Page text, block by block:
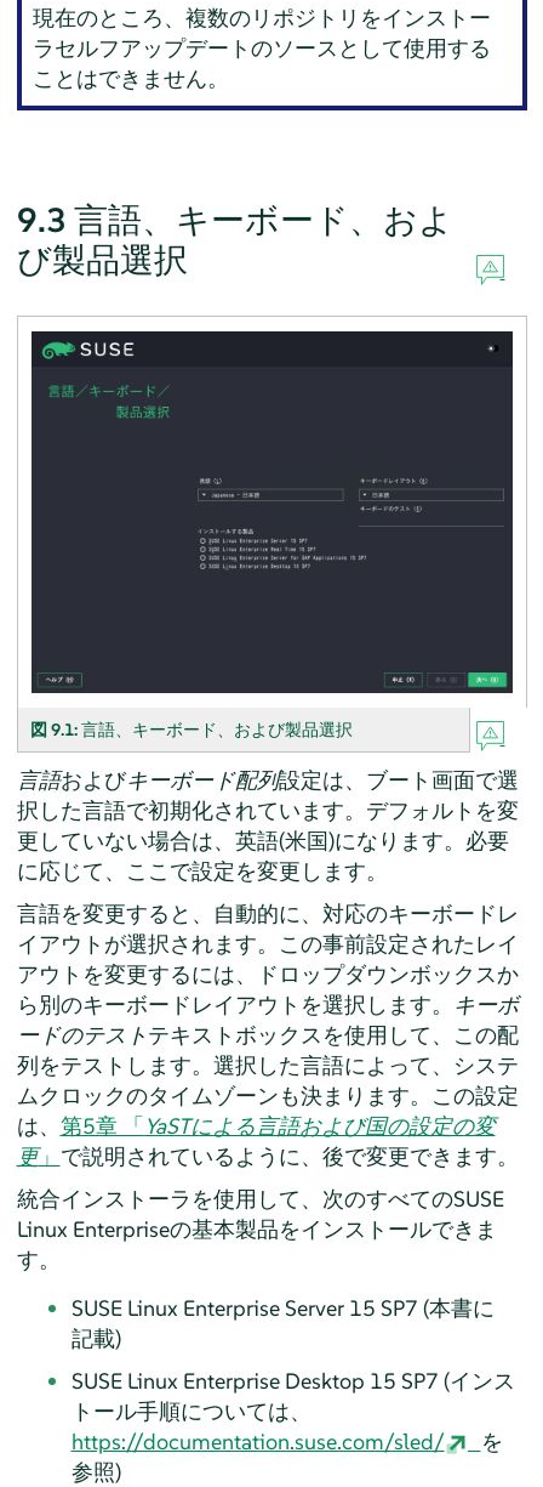
現在のところ、複数のリポジトリをインストー
ラセルフアップデートのソースとして使用する
ことはできません。
9.3 言語、キーボード、およ
び製品選択
図 9.1:言語、キーボード、および製品選択
言語およびキーボード配列設定は、ブート画面で選
択した言語で初期化されています。デフォルトを変
更していない場合は、英語(米国)になります。必要
に応じて、ここで設定を変更します。
言語を変更すると、自動的に、対応のキーボードレ
イアウトが選択されます。この事前設定されたレイ
アウトを変更するには、ドロップダウンボックスか
ら別のキーボードレイアウトを選択します。
キーボ
ードのテストテキストボックスを使用して、この配
列をテストします。選択した言語によって、システ
ムクロックのタイムゾーンも決まります。この設定
は、 第5章 「YaSTによる言語および国の設定の変
更」 で説明されているように、後で変更できます。
統合インストーラを使用して、次のすべてのSUSE
Linux Enterpriseの基本製品をインストールできま
す。
SUSE Linux Enterprise Server 15 SP7 (本書に
記載)
SUSE Linux Enterprise Desktop 15 SP7 (インス
トール手順については、
https://documentation.suse.com/sled/
を
参照)